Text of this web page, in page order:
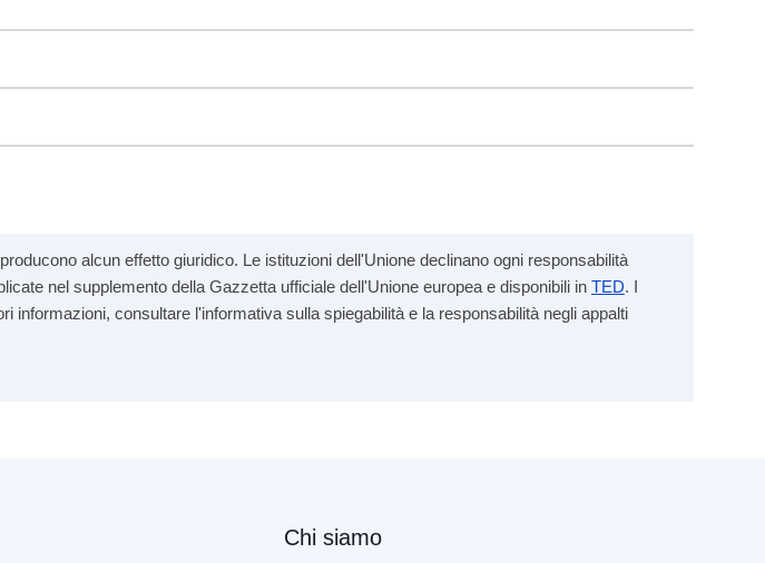
alcun effetto giuridico. Le istituzioni dell'Unione declinano ogni responsabilità
nel supplemento della Gazzetta ufficiale dell'Unione europea e disponibili in TED. I
consultare l'informativa sulla spiegabilità e la responsabilità negli appalti
Chi siamo